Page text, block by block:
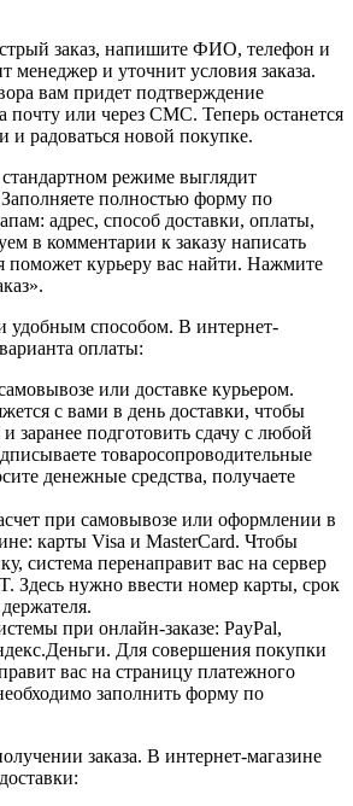
заказ, напишите ФИО, телефон и
менеджер и уточнит условия заказа.
вам придет подтверждение
почту или через СМС. Теперь останется
и радоваться новой покупке.
режиме выглядит
полностью форму по
адрес, способ доставки, оплаты,
в комментарии к заказу написать
поможет курьеру вас найти. Нажмите
удобным способом. В интернет-
оплаты:
или доставке курьером.
с вами в день доставки, чтобы
заранее подготовить сдачу с любой
товаросопроводительные
денежные средства, получаете
при самовывозе или оформлении в
карты Visa и MasterCard. Чтобы
система перенаправит вас на сервер
Здесь нужно ввести номер карты, срок
при онлайн-заказе: PayPal,
Для совершения покупки
вас на страницу платежного
заполнить форму по
заказа. В интернет-магазине